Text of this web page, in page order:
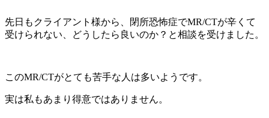
先日もクライアント様から、閉所恐怖症でMR/CTが辛くて
受けられない、どうしたら良いのか？と相談を受けました。
このMR/CTがとても苦手な人は多いようです。
実は私もあまり得意ではありません。